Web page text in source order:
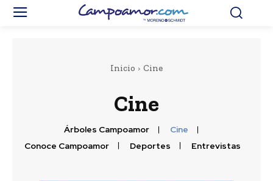
Inicio Cine
Cine
Árboles Campoamor
Cine
Conoce Campoamor
Deportes Entrevistas